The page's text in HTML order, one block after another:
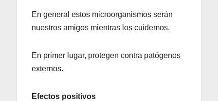
En general estos microorganismos serán
nuestros amigos mientras los cuidemos.
En primer lugar, protegen contra patógenos
externos.
Efectos positivos